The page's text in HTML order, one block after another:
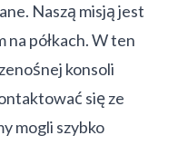
Naszą misją jest
półkach. W ten
konsoli
się ze
mogli szybko